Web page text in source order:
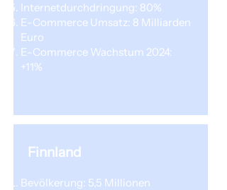
Internetdurchdringung: 80%
E-Commerce Umsatz: 8 Milliarden
Euro
E-Commerce Wachstum 2024:
+11%
Finnland
Bevölkerung: 5,5 Millionen